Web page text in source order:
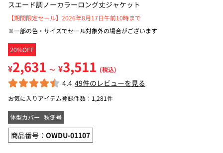
スエード調ノーカラーロング丈ジャケット
20%OFF
【期間限定セール】2026年8月17日午前10時まで
※一部の色・サイズでセール対象外の場合がございます
¥2,631 ～ ¥3,511 (税込)
4.4 49件のレビューを見る
お気に入りアイテム登録件数： 1,281件
体型カバー 秋冬号
商品番号： OWDU-01107